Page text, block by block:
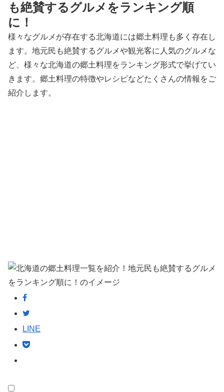
も絶賛するグルメをランキング順
に！
様々なグルメが存在する北海道には郷土料理も多く存在し
ます。地元民も絶賛するグルメや観光客に人気のグルメな
ど、様々な北海道の郷土料理をランキング形式で挙げてい
きます。郷土料理の特徴やレシピなどたくさんの情報をご
紹介します。
LINE